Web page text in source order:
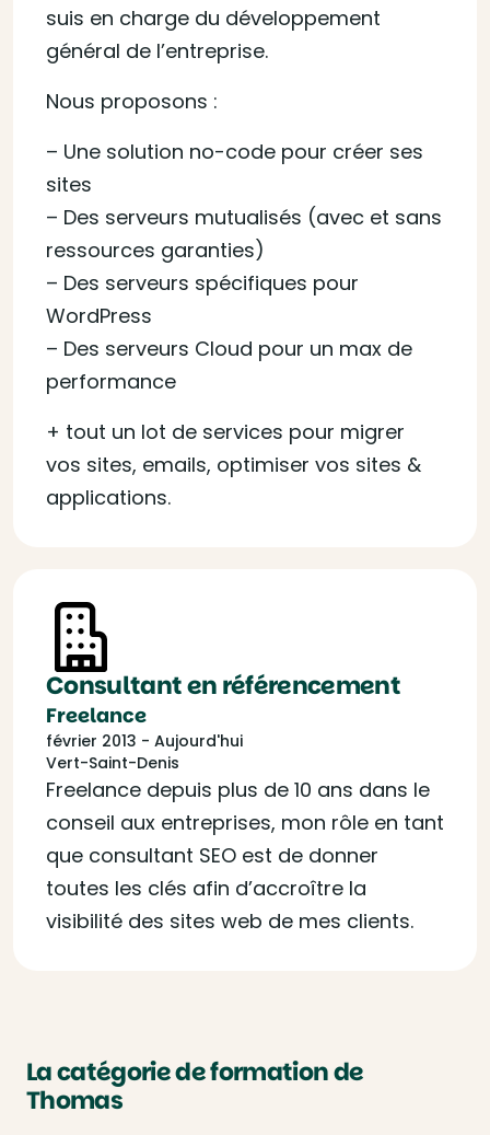
suis en charge du développement
général de l’entreprise.
Nous proposons :
– Une solution no-code pour créer ses
sites
– Des serveurs mutualisés (avec et sans
ressources garanties)
– Des serveurs spécifiques pour
WordPress
– Des serveurs Cloud pour un max de
performance
+ tout un lot de services pour migrer
vos sites, emails, optimiser vos sites &
applications.
Consultant en référencement
Freelance
février 2013 - Aujourd'hui
Vert-Saint-Denis
Freelance depuis plus de 10 ans dans le
conseil aux entreprises, mon rôle en tant
que consultant SEO est de donner
toutes les clés afin d’accroître la
visibilité des sites web de mes clients.
La catégorie de formation de
Thomas